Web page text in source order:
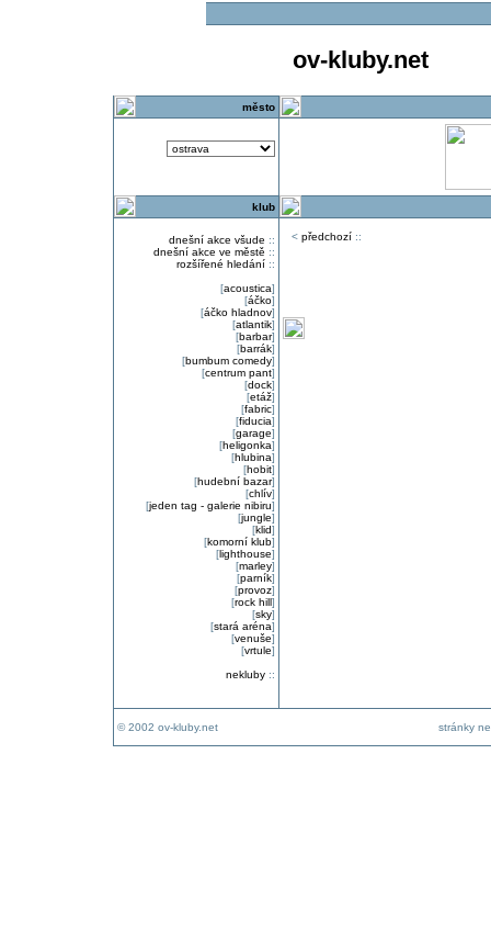
ov-kluby.net
město
klub
dnešní akce všude ::
dnešní akce ve městě ::
rozšířené hledání::
[acoustica]
[áčko]
[áčko hladnov]
[atlantik]
[barbar]
[barrák]
[bumbum comedy]
[centrum pant]
[dock]
[etáž]
[fabric]
[fiducia]
[garage]
[heligonka]
[hlubina]
[hobit]
[hudební bazar]
[chlív]
[jeden tag - galerie nibiru]
[jungle]
[klid]
[komorní klub]
[lighthouse]
[marley]
[parník]
[provoz]
[rock hill]
[sky]
[stará aréna]
[venuše]
[vrtule]
nekluby::
< předchozí::
© 2002 ov-kluby.net stránky